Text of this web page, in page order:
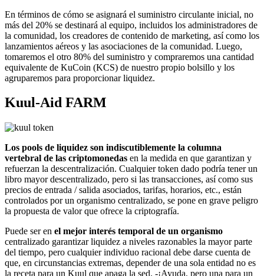
En términos de cómo se asignará el suministro circulante inicial, no
más del 20% se destinará al equipo, incluidos los administradores de
la comunidad, los creadores de contenido de marketing, así como los
lanzamientos aéreos y las asociaciones de la comunidad. Luego,
tomaremos el otro 80% del suministro y compraremos una cantidad
equivalente de KuCoin (KCS) de nuestro propio bolsillo y los
agruparemos para proporcionar liquidez.
Kuul-Aid FARM
Los pools de liquidez son indiscutiblemente la columna
vertebral de las criptomonedas en la medida en que garantizan y
refuerzan la descentralización. Cualquier token dado podría tener un
libro mayor descentralizado, pero si las transacciones, así como sus
precios de entrada / salida asociados, tarifas, horarios, etc., están
controlados por un organismo centralizado, se pone en grave peligro
la propuesta de valor que ofrece la criptografía.
Puede ser en el mejor interés temporal de un organismo
centralizado garantizar liquidez a niveles razonables la mayor parte
del tiempo, pero cualquier individuo racional debe darse cuenta de
que, en circunstancias extremas, depender de una sola entidad no es
la receta para un Kuul que apaga la sed. -¡Ayuda, pero una para un